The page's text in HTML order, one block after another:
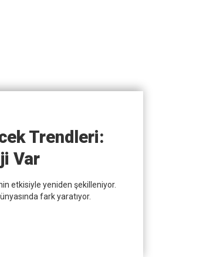
Trendleri:
Var
etkisiyle yeniden şekilleniyor.
fark yaratıyor.